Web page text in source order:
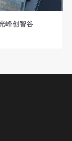
峰创智谷